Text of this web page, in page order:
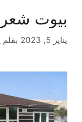
بيوت
يناير 5, 2023 بقلم